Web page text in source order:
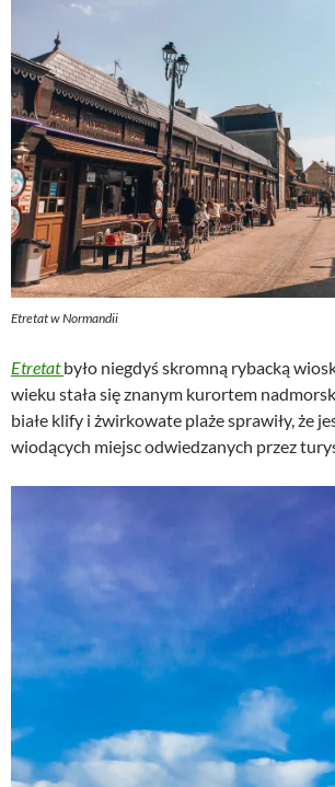
Etretat w Normandii
Etretatbyło niegdyś skromną rybacką
wieku stała się znanym kurortem
białe klify i żwirkowate plaże sprawiły, że
wiodących miejsc odwiedzanych przez